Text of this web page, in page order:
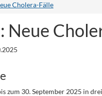
Cholera-Fälle
Neue
zum 30. September 2025 in